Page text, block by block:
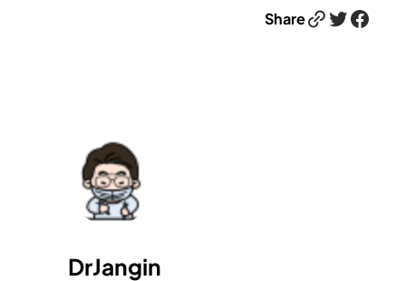
ShareLink Twitter Facebook
DrJangin